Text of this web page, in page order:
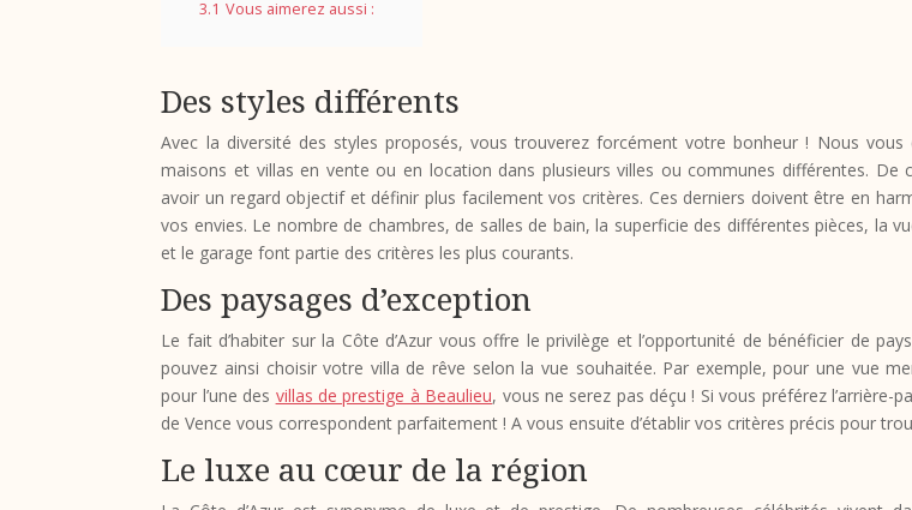
3.1 Vous aimerez aussi :
Des styles différents
Avec la diversité des styles proposés, vous trouverez forcément votre bonheur ! Nous vous
maisons et villas en vente ou en location dans plusieurs villes ou communes différentes. De
avoir un regard objectif et définir plus facilement vos critères. Ces derniers doivent être en
vos envies. Le nombre de chambres, de salles de bain, la superficie des différentes pièces, la
et le garage font partie des critères les plus courants.
Des paysages d’exception
Le fait d’habiter sur la Côte d’Azur vous offre le privilège et l’opportunité de bénéficier de
pouvez ainsi choisir votre villa de rêve selon la vue souhaitée. Par exemple, pour une vue
pour l’une des villas de prestige à Beaulieu, vous ne serez pas déçu ! Si vous préférez l’arrière-
de Vence vous correspondent parfaitement ! A vous ensuite d’établir vos critères précis pour
Le luxe au cœur de la région